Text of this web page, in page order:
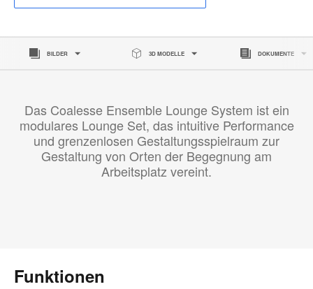
BILDER 3D MODELLE DOKUMENTE
Das Coalesse Ensemble Lounge System ist ein
modulares Lounge Set, das intuitive Performance
und grenzenlosen Gestaltungsspielraum zur
Gestaltung von Orten der Begegnung am
Arbeitsplatz vereint.
Funktionen